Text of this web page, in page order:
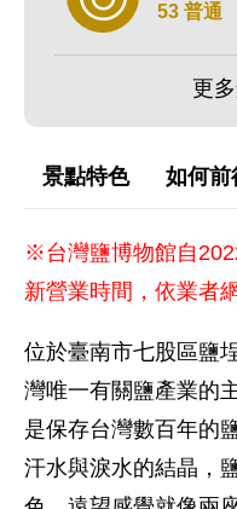
53 普通
更
景點特色 如何前
※台灣鹽博物館自
新營業時間，依業者
位於臺南市七股區鹽
灣唯一有關鹽產業的
是保存台灣數百年的
汗水與淚水的結晶，